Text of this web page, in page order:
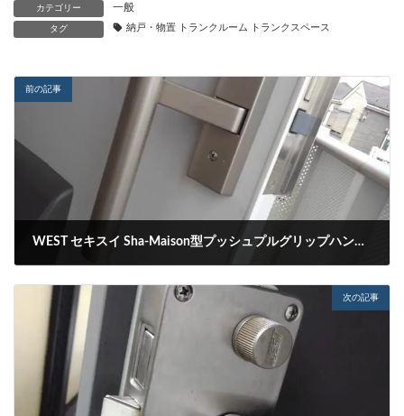
カテゴリー 一般
タグ 納戸・物置 トランクルーム トランクスペース
前の記事
WEST セキスイ Sha-Maison型プッシュプルグリップハンドル錠のシリンダー動作不良点検
次の記事